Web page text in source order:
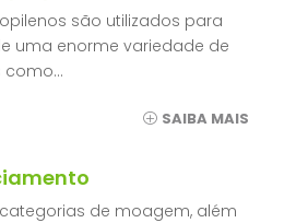
são utilizados para
uma enorme variedade de
como…
SAIBA MAIS
de moagem, além